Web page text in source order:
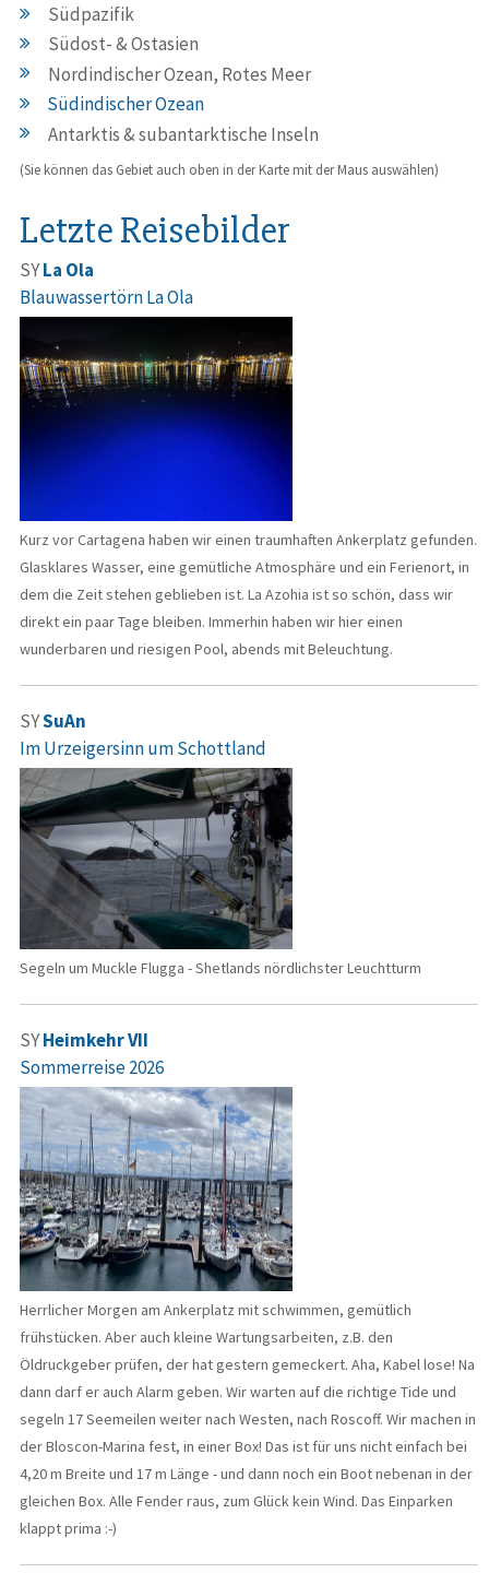
Südpazifik
Südost- & Ostasien
Nordindischer Ozean, Rotes Meer
Südindischer Ozean
Antarktis & subantarktische Inseln
(Sie können das Gebiet auch oben in der Karte mit der Maus auswählen)
Letzte Reisebilder
SYLa Ola
Blauwassertörn La Ola
Kurz vor Cartagena haben wir einen traumhaften Ankerplatz gefunden.
Glasklares Wasser, eine gemütliche Atmosphäre und ein Ferienort, in
dem die Zeit stehen geblieben ist. La Azohia ist so schön, dass wir
direkt ein paar Tage bleiben. Immerhin haben wir hier einen
wunderbaren und riesigen Pool, abends mit Beleuchtung.
SYSuAn
Im Urzeigersinn um Schottland
Segeln um Muckle Flugga - Shetlands nördlichster Leuchtturm
SYHeimkehr VII
Sommerreise 2026
Herrlicher Morgen am Ankerplatz mit schwimmen, gemütlich
frühstücken. Aber auch kleine Wartungsarbeiten, z.B. den
Öldruckgeber prüfen, der hat gestern gemeckert. Aha, Kabel lose! Na
dann darf er auch Alarm geben. Wir warten auf die richtige Tide und
segeln 17 Seemeilen weiter nach Westen, nach Roscoff. Wir machen in
der Bloscon-Marina fest, in einer Box! Das ist für uns nicht einfach bei
4,20 m Breite und 17 m Länge - und dann noch ein Boot nebenan in der
gleichen Box. Alle Fender raus, zum Glück kein Wind. Das Einparken
klappt prima :-)